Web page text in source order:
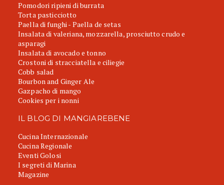
Pomodori ripieni di burrata
Torta pasticciotto
Paella di funghi - Paella de setas
Insalata di valeriana, mozzarella, prosciutto crudo e
asparagi
Insalata di avocado e tonno
Crostoni di stracciatella e ciliegie
Cobb salad
Bourbon and Ginger Ale
Gazpacho di mango
Cookies per i nonni
IL BLOG DI MANGIAREBENE
Cucina Internazionale
Cucina Regionale
Eventi Golosi
I segreti di Marina
Magazine